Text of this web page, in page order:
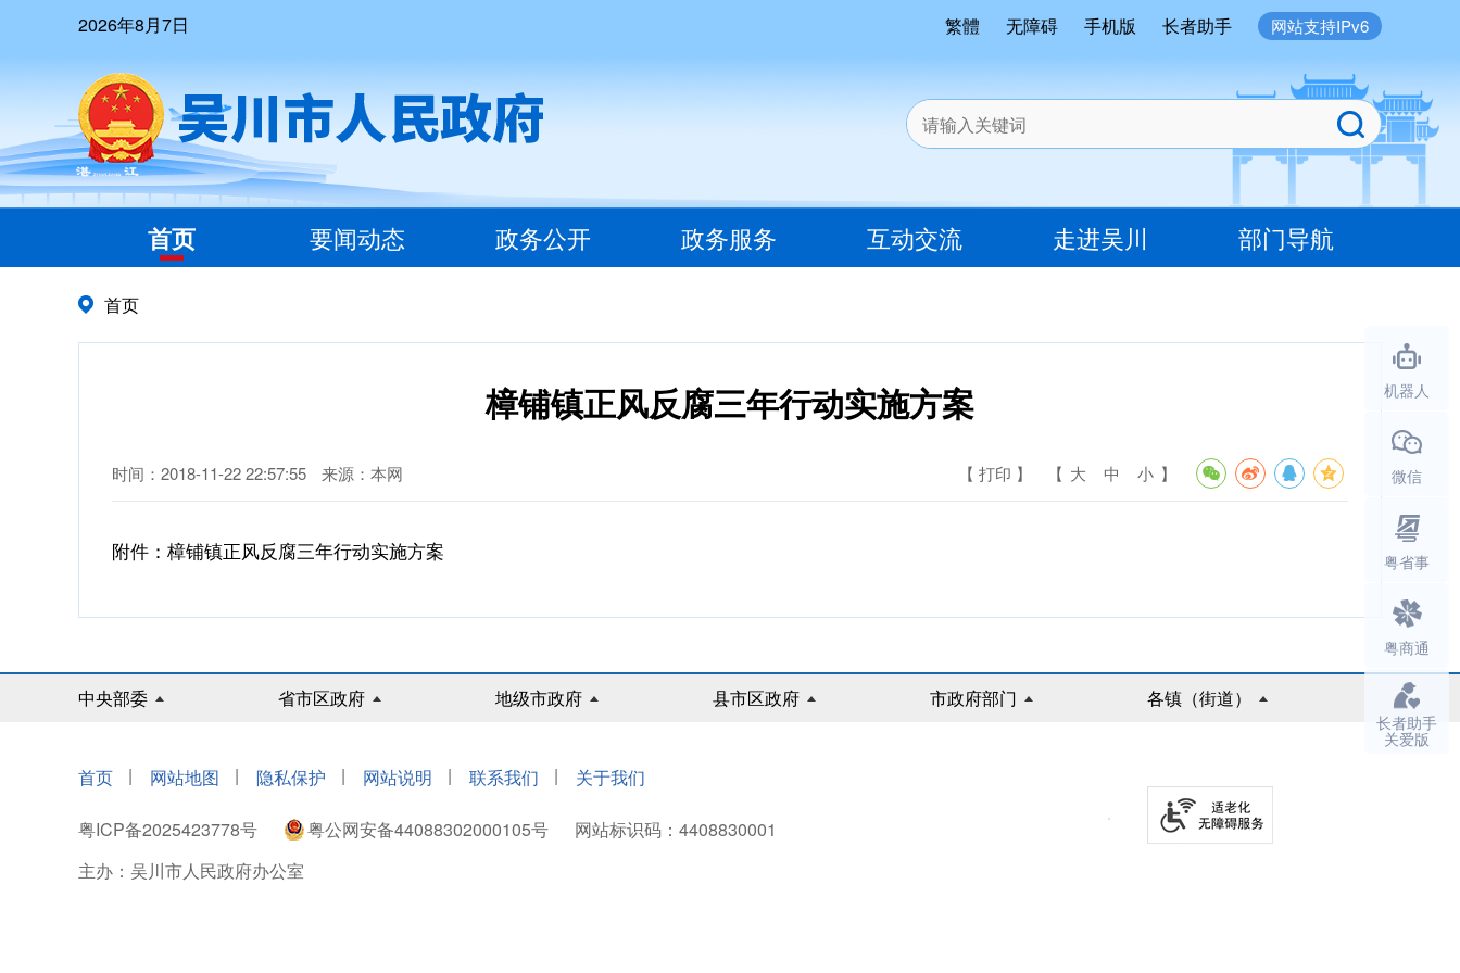
2026年8月7日 繁體 无障碍 手机版 长者助手 网站支持IPv6
首页 要闻动态 政务公开 政务服务 互动交流 走进吴川 部门导航
首页
樟铺镇正风反腐三年行动实施方案
时间：2018-11-22 22:57:55 来源：本网 【 打印 】 【 大 中 小 】
附件：樟铺镇正风反腐三年行动实施方案
机器人
微信
粤省事
粤商通
长者助手
关爱版
中央部委 省市区政府 地级市政府 县市区政府 市政府部门 各镇（街道）
首页 | 网站地图 | 隐私保护 | 网站说明 | 联系我们 | 关于我们
粤ICP备2025423778号 粤公网安备44088302000105号
网站标识码：4408830001
主办：吴川市人民政府办公室